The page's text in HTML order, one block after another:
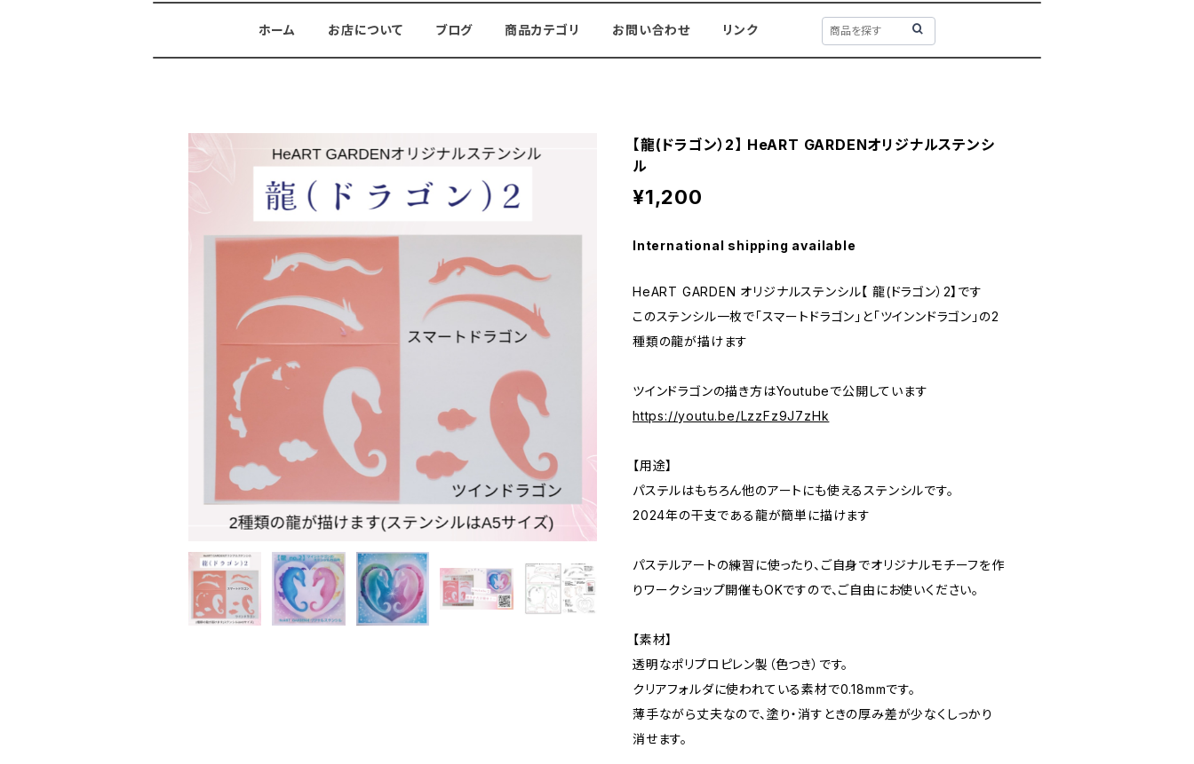
ホーム お店について ブログ 商品カテゴリ お問い合わせ リンク
【龍(ドラゴン）2】 HeART GARDENオリジナルステンシ
ル
¥1,200
International shipping available
HeART GARDEN オリジナルステンシル【 龍(ドラゴン）2】です
このステンシル一枚で「スマートドラゴン」と「ツインンドラゴン」の2
種類の龍が描けます
ツインドラゴンの描き方はYoutubeで公開しています
https://youtu.be/LzzFz9J7zHk
【用途】
パステルはもちろん他のアートにも使えるステンシルです。
2024年の干支である龍が簡単に描けます
パステルアートの練習に使ったり、ご自身でオリジナルモチーフを作
りワークショップ開催もOKですので、ご自由にお使いください。
【素材】
透明なポリプロピレン製（色つき）です。
クリアフォルダに使われている素材で0.18mmです。
薄手ながら丈夫なので、塗り・消すときの厚み差が少なくしっかり
消せます。